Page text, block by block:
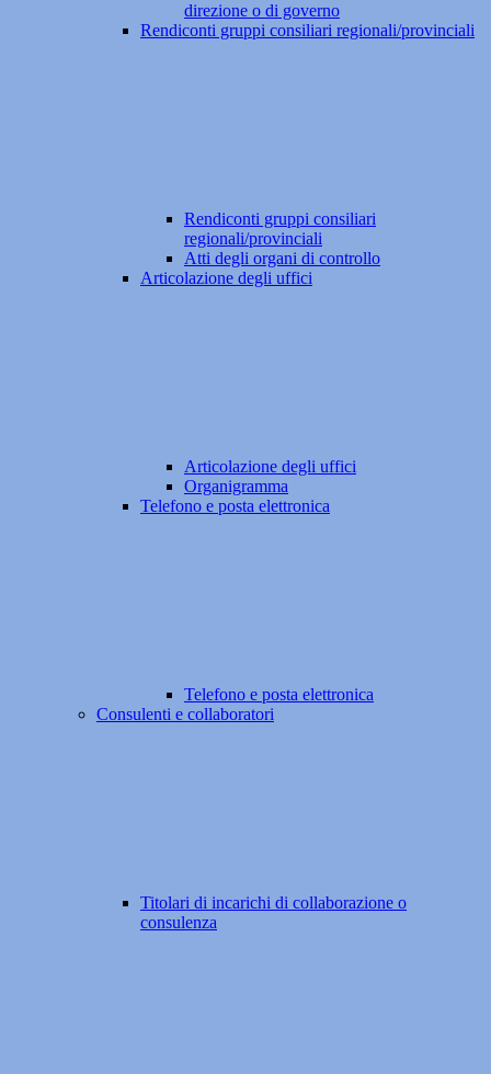
direzione o di governo
Rendiconti gruppi consiliari regionali/provinciali
Rendiconti gruppi consiliari
regionali/provinciali
Atti degli organi di controllo
Articolazione degli uffici
Articolazione degli uffici
Organigramma
Telefono e posta elettronica
Telefono e posta elettronica
Consulenti e collaboratori
Titolari di incarichi di collaborazione o
consulenza